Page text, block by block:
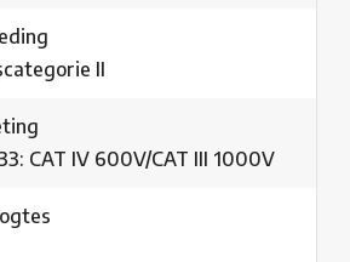
II
CAT IV 600V/CAT III 1000V